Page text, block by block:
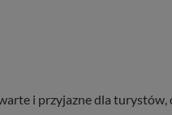
i przyjazne dla turystów,